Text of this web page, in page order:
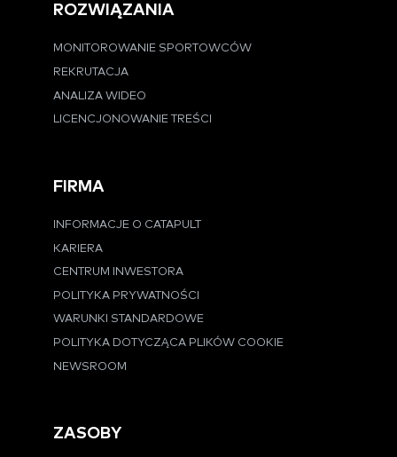
ROZWIĄZANIA
MONITOROWANIE SPORTOWCÓW
REKRUTACJA
ANALIZA WIDEO
LICENCJONOWANIE TREŚCI
FIRMA
INFORMACJE O CATAPULT
KARIERA
CENTRUM INWESTORA
POLITYKA PRYWATNOŚCI
WARUNKI STANDARDOWE
POLITYKA DOTYCZĄCA PLIKÓW COOKIE
NEWSROOM
ZASOBY